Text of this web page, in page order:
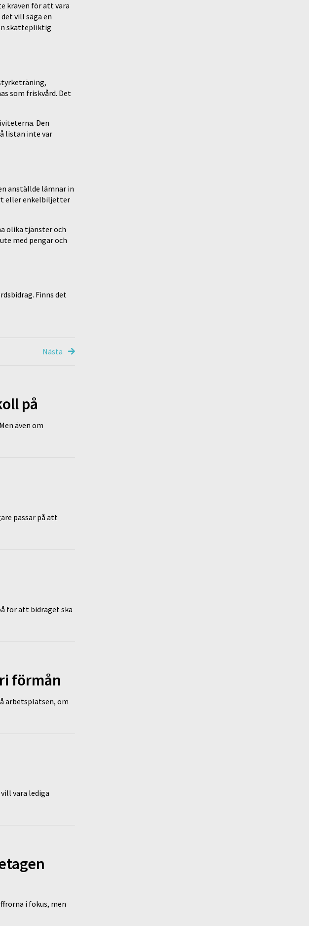
kraven för att vara
vill säga en
skattepliktig
som friskvård. Det
Den
listan inte var
anställde lämnar in
eller enkelbiljetter
olika tjänster och
med pengar och
Finns det
Nästa
på
även om
passar på att
för att bidraget ska
förmån
arbetsplatsen, om
vara lediga
i fokus, men